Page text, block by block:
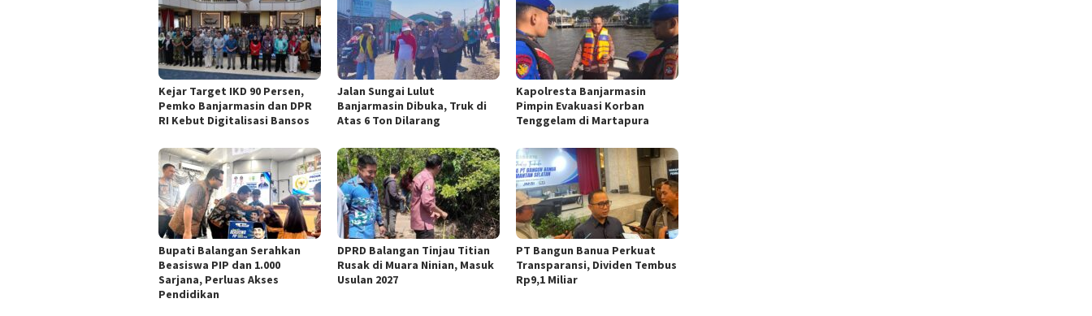
Kejar Target IKD 90 Persen,
Pemko Banjarmasin dan DPR
RI Kebut Digitalisasi Bansos
Jalan Sungai Lulut
Banjarmasin Dibuka, Truk di
Atas 6 Ton Dilarang
Kapolresta Banjarmasin
Pimpin Evakuasi Korban
Tenggelam di Martapura
Bupati Balangan Serahkan
Beasiswa PIP dan 1.000
Sarjana, Perluas Akses
Pendidikan
DPRD Balangan Tinjau Titian
Rusak di Muara Ninian, Masuk
Usulan 2027
PT Bangun Banua Perkuat
Transparansi, Dividen Tembus
Rp9,1 Miliar